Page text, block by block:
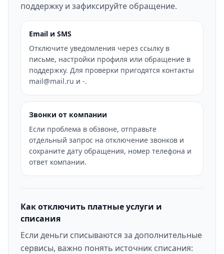
поддержку и зафиксируйте обращение.
Email и SMS
Отключите уведомления через ссылку в
письме, настройки профиля или обращение в
поддержку. Для проверки пригодятся контакты
mail@mail.ru и -.
Звонки от компании
Если проблема в обзвоне, отправьте
отдельный запрос на отключение звонков и
сохраните дату обращения, номер телефона и
ответ компании.
Как отключить платные услуги и
списания
Если деньги списываются за дополнительные
сервисы, важно понять источник списания: